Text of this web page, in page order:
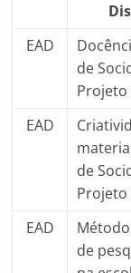
EAD
de
Projeto
EAD
de
Projeto
EAD
de